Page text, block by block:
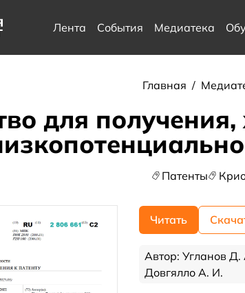
Лента События Медиатека
Главная /
для
Патенты
Читать
Автор: Угланов
Довгялло А. И.